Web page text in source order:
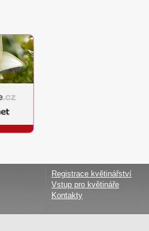
Registrace květinářství
Vstup pro květináře
Kontakty